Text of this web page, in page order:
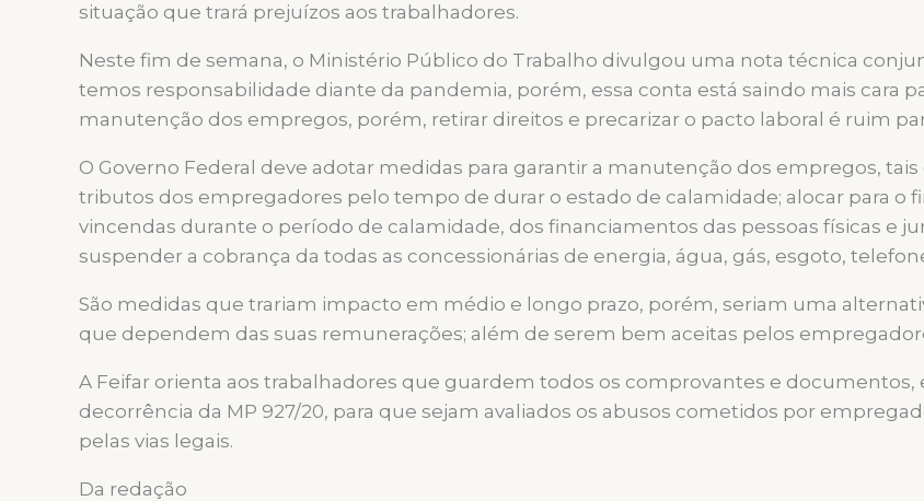
situação que trará prejuízos aos trabalhadores.
Neste fim de semana, o Ministério Público do Trabalho divulgou uma nota técnica
temos responsabilidade diante da pandemia, porém, essa conta está saindo mais cara
manutenção dos empregos, porém, retirar direitos e precarizar o pacto laboral é ruim
O Governo Federal deve adotar medidas para garantir a manutenção dos empregos,
tributos dos empregadores pelo tempo de durar o estado de calamidade; alocar para o
vincendas durante o período de calamidade, dos financiamentos das pessoas físicas e
suspender a cobrança da todas as concessionárias de energia, água, gás, esgoto,
São medidas que trariam impacto em médio e longo prazo, porém, seriam uma
que dependem das suas remunerações; além de serem bem aceitas pelos
A Feifar orienta aos trabalhadores que guardem todos os comprovantes e
decorrência da MP 927/20, para que sejam avaliados os abusos cometidos por
pelas vias legais.
Da redação